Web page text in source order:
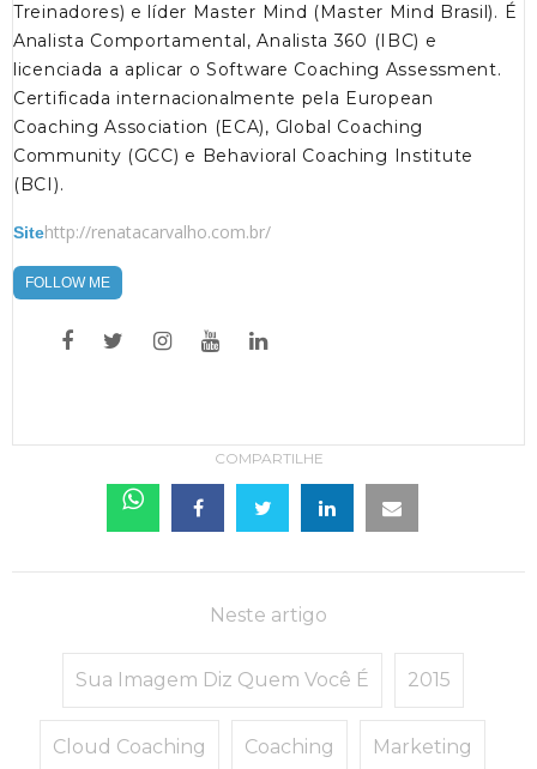
Treinadores) e líder Master Mind (Master Mind Brasil). É
Analista Comportamental, Analista 360 (IBC) e
licenciada a aplicar o Software Coaching Assessment.
Certificada internacionalmente pela European
Coaching Association (ECA), Global Coaching
Community (GCC) e Behavioral Coaching Institute
(BCI).
Sitehttp://renatacarvalho.com.br/
FOLLOW ME
COMPARTILHE
Neste artigo
Sua Imagem Diz Quem Você É 2015
Cloud Coaching Coaching Marketing